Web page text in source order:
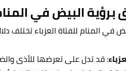
برؤية البيض في
في المنام للفتاة العزباء تختلف
: قد تدل على تعرضها للأذى